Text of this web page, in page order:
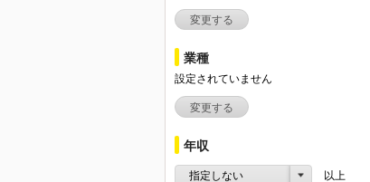
変更する
業種
設定されていません
変更する
年収
指定しない 以上